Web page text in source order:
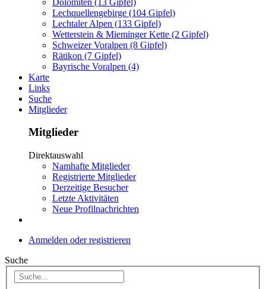
Lechquellengebirge (104 Gipfel)
Lechtaler Alpen (133 Gipfel)
Wetterstein & Mieminger Kette (2 Gipfel)
Schweizer Voralpen (8 Gipfel)
Rätikon (7 Gipfel)
Bayrische Voralpen (4)
Karte
Links
Suche
Mitglieder
Mitglieder
Direktauswahl
Namhafte Mitglieder
Registrierte Mitglieder
Derzeitige Besucher
Letzte Aktivitäten
Neue Profilnachrichten
Anmelden oder registrieren
Suche